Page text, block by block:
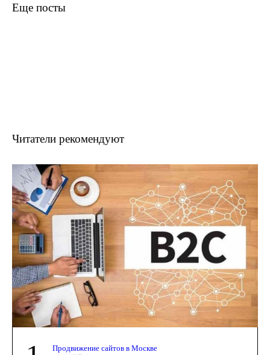
Еще посты
Читатели рекомендуют
Продвижение сайтов в Москве